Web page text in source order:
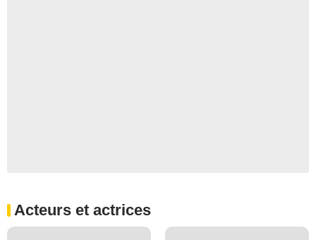
Acteurs et actrices